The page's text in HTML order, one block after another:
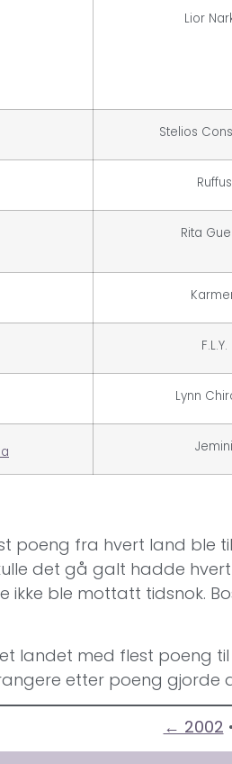
Lior
Stelios
Ruffus
Rita
F.L.Y.
Lynn
Jemini
poeng fra hvert land ble
det gå galt hadde
ble mottatt tidsnok.
landet med flest poeng
etter poeng gjorde
← 2002